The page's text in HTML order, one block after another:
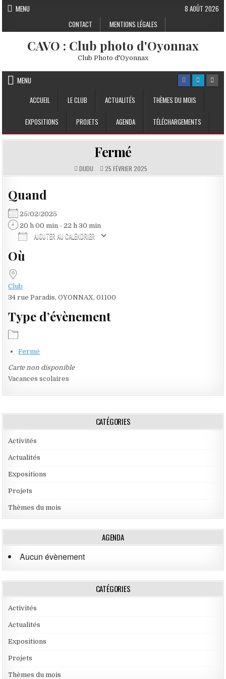
Skip to content
MENU
CONTACT
MENTIONS LÉGALES
8 AOÛT 2026
CAVO : Club photo d'Oyonnax
Club Photo d'Oyonnax
MENU
ACCUEIL
LE CLUB ACTUALITÉS THÈMES DU MOIS
EXPOSITIONS PROJETS AGENDA TÉLÉCHARGEMENTS
Fermé
DUDU 25 FÉVRIER 2025
Quand
25/02/2025
20 h 00 min - 22 h 30 min
AJOUTER AU CALENDRIER
Où
Club
34 rue Paradis, OYONNAX, 01100
Type d’évènement
Fermé
Carte non disponible
Vacances scolaires
CATÉGORIES
Activités
Actualités
Expositions
Projets
Thèmes du mois
AGENDA
Aucun évènement
CATÉGORIES
Activités
Actualités
Expositions
Projets
Thèmes du mois